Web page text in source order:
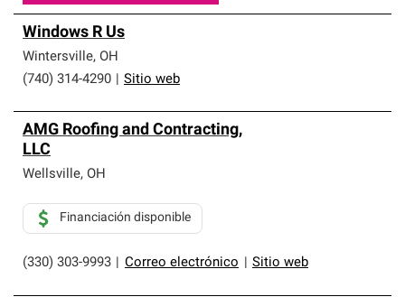
Windows R Us
Wintersville, OH
(740) 314-4290
Sitio web
AMG Roofing and Contracting,
LLC
Wellsville, OH
(330) 303-9993 Correo electrónico Sitio web
Financiación disponible